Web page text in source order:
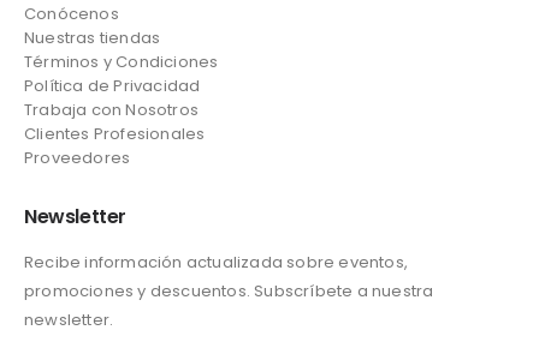
Conócenos
Nuestras tiendas
Términos y Condiciones
Política de Privacidad
Trabaja con Nosotros
Clientes Profesionales
Proveedores
Newsletter
Recibe información actualizada sobre eventos,
promociones y descuentos. Subscríbete a nuestra
newsletter.